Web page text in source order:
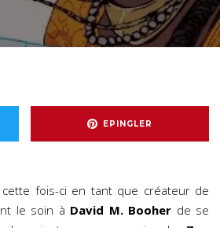
EPINGLER
fois-ci en tant que créateur de
le soin à David M. Booher de se